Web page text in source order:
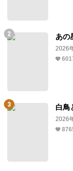
あの
2026
白鳥
2026